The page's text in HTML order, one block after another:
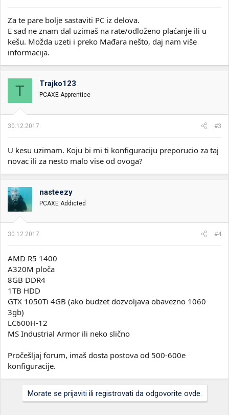
Za te pare bolje sastaviti PC iz delova.
E sad ne znam dal uzimaš na rate/odloženo plaćanje ili u
kešu. Možda uzeti i preko Mađara nešto, daj nam više
informacija.
T Trajko123
PCAXE Apprentice
30.12.2017. #3
U kesu uzimam. Koju bi mi ti konfiguraciju preporucio za taj
novac ili za nesto malo vise od ovoga?
nasteezy
PCAXE Addicted
30.12.2017. #4
AMD R5 1400
A320M ploča
8GB DDR4
1TB HDD
GTX 1050Ti 4GB (ako budzet dozvoljava obavezno 1060
3gb)
LC600H-12
MS Industrial Armor ili neko slično
Pročešljaj forum, imaš dosta postova od 500-600e
konfiguracije.
Morate se prijaviti ili registrovati da odgovorite ovde.